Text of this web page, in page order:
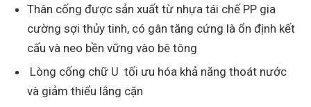
Thân cống được sản xuất từ nhựa tái chế PP gia
cường sợi thủy tinh, có gân tăng cứng là ổn định kết
cấu và neo bền vững vào bê tông
Lòng cống chữ U tối ưu hóa khả năng thoát nước
và giảm thiểu lắng cặn